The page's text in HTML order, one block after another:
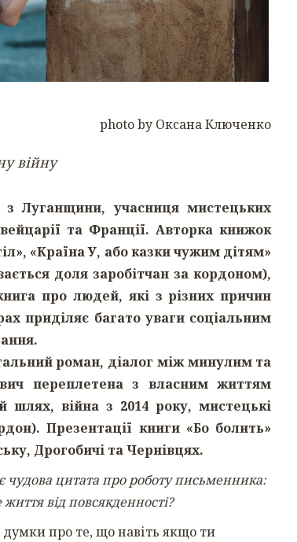
photo by Оксана Ключенко
війну
з Луганщини, учасниця мистецьких
та Франції. Авторка книжок
«Країна У, або казки чужим дітям»
доля заробітчан за кордоном),
про людей, які з різних причин
приділяє багато уваги соціальним
роман, діалог між минулим та
переплетена з власним життям
шлях, війна з 2014 року, мистецькі
Презентації книги «Бо болить»
Дрогобичі та Чернівцях.
чудова цитата про роботу письменника:
від повсякденності?
думки про те, що навіть якщо ти